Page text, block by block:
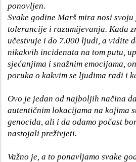
ponovljen.
Svake godine Marš mira nosi svoju
tolerancije i razumijevanja. Kada
učestvuje i do 7.000 ljudi, a vidite
nikakvih incidenata na tom putu,
sjećanjima i snažnim emocijama,
poruka o kakvim se ljudima radi i
Ovo je jedan od najboljih načina
autentičnim lokacijama na kojima
genocida, ali i da odamo počast
nastojali preživjeti.
Važno je, a to ponavljamo svake